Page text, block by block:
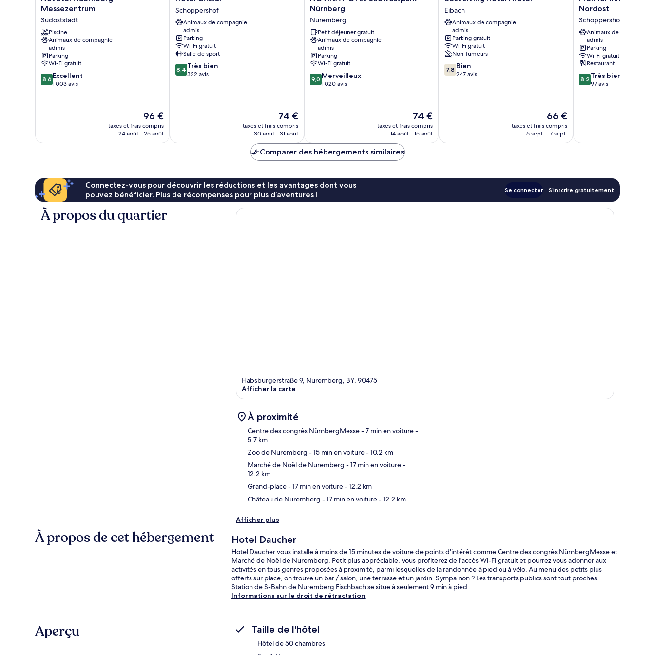
Nuernberg
Südoststadt
Messezentrum
Südoststadt
Piscine
Animaux de compagnie
admis
Parking
Wi-Fi gratuit
8.6
sur
8,6 Excellent
1 003 avis
Le
nouveau
prix
96 €
taxes et frais compris
24 août - 25 août
Cristal
Schoppershof
Schoppershof
Animaux de compagnie
admis
Parking
Wi-Fi gratuit
Salle de sport
8.4
sur
8,4 Très bien
322 avis
Le
nouveau
prix
de
74 €
74 €
taxes et frais compris
30 août - 31 août
HOTEL
Südwestpark
Nürnberg
Nuremberg
Nürnberg
Nuremberg
Petit déjeuner gratuit
Animaux de compagnie
admis
Parking
Wi-Fi gratuit
9.0
sur
9,0 Merveilleux
1 020 avis
Le
nouveau
prix
74 €
taxes et frais compris
14 août - 15 août
Living
Hotel
Arotel
Eibach
Eibach
Animaux de compagnie
admis
Parking gratuit
Wi-Fi gratuit
Non-fumeurs
7.8
sur
7,8 Bien
247 avis
Le
nouveau
prix
66 €
taxes et frais compris
6 sept. - 7 sept.
Inn
City
Nordost
Schoppershof
Nordost
Schoppershof
Animaux de compagnie
admis
Parking
Wi-Fi gratuit
Restaurant
8.2
sur
8,2 Très bien
97 avis
Comparer des hébergements similaires
Connectez-vous pour découvrir les réductions et les avantages dont vous
pouvez bénéficier. Plus de récompenses pour plus d’aventures !
Se connecter S’inscrire gratuitement
À propos du quartier
Habsburgerstraße 9, Nuremberg, BY, 90475
Afficher la carte
À proximité
Centre des congrès NürnbergMesse- 7 min en voiture-
5.7 km
Zoo de Nuremberg - 15 min en voiture- 10.2 km
Marché de Noël de Nuremberg - 17 min en voiture-
12.2 km
Grand-place- 17 min en voiture- 12.2 km
Château de Nuremberg - 17 min en voiture- 12.2 km
Afficher plus
À propos de cet hébergement Hotel Daucher
Hotel Daucher vous installe à moins de 15 minutes de voiture de points d'intérêt comme Centre des congrès NürnbergMesse et
Marché de Noël de Nuremberg. Petit plus appréciable, vous profiterez de l'accès Wi-Fi gratuit et pourrez vous adonner aux
activités en tous genres proposées à proximité, parmi lesquelles de la randonnée à pied ou à vélo. Au menu des petits plus
offerts sur place, on trouve un bar / salon, une terrasse et un jardin. Sympa non ? Les transports publics sont tout proches.
Station de S-Bahn de Nuremberg Fischbach se situe à seulement 9 min à pied.
Informations sur le droit de rétractation
Aperçu Taille de l'hôtel
Hôtel de 50 chambres